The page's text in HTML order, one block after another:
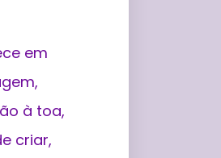
em
à toa,
criar,